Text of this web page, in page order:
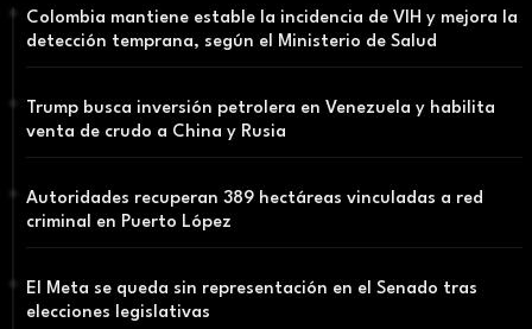
Colombia mantiene estable la incidencia de VIH y mejora la
detección temprana, según el Ministerio de Salud
Trump busca inversión petrolera en Venezuela y habilita
venta de crudo a China y Rusia
Autoridades recuperan 389 hectáreas vinculadas a red
criminal en Puerto López
El Meta se queda sin representación en el Senado tras
elecciones legislativas